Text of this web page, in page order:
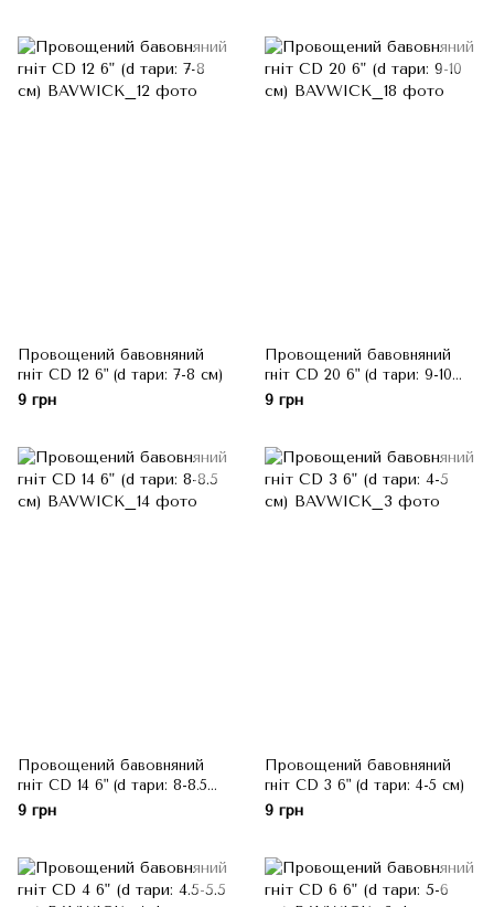
Провощений бавовняний
гніт CD 12 6" (d тари: 7-8 см)
9 грн
Провощений бавовняний
гніт CD 20 6" (d тари: 9-10
см)
9 грн
Провощений бавовняний
гніт CD 14 6" (d тари: 8-8.5
см)
9 грн
Провощений бавовняний
гніт CD 3 6" (d тари: 4-5 см)
9 грн